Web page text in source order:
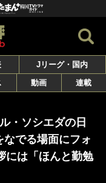
Jリーグ・国内
動画 連載
・ソシエダの日
でる場面にフォ
には「ほんと勤勉